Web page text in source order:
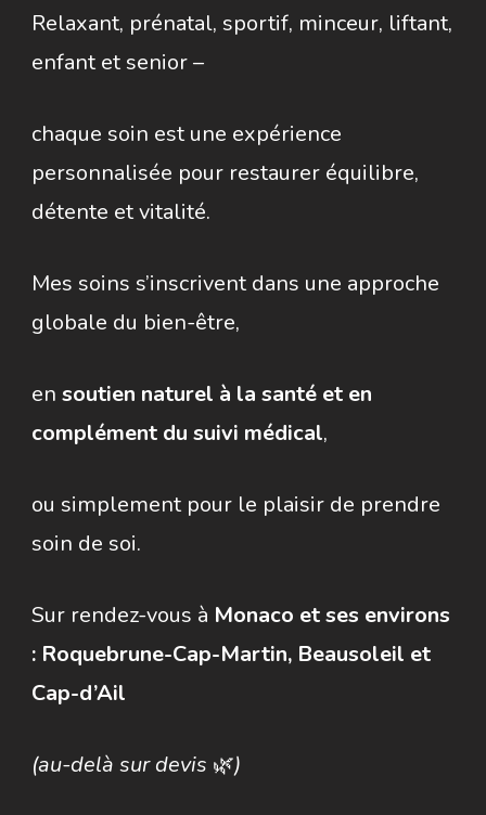
Relaxant, prénatal, sportif, minceur, liftant,
enfant et senior –
chaque soin est une expérience
personnalisée pour restaurer équilibre,
détente et vitalité.
Mes soins s’inscrivent dans une approche
globale du bien-être,
en soutien naturel à la santé et en
complément du suivi médical,
ou simplement pour le plaisir de prendre
soin de soi.
Sur rendez-vous à Monaco et ses environs
: Roquebrune-Cap-Martin, Beausoleil et
Cap-d’Ail
(au-delà sur devis 🌿)